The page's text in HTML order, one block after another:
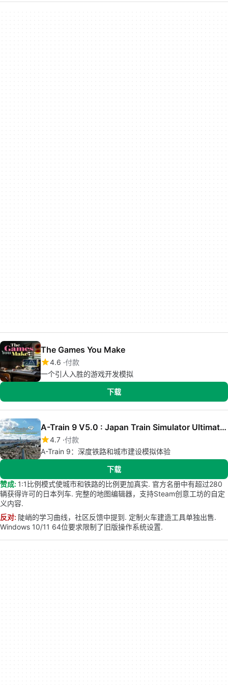
The Games You Make
4.6 付款
一个引人入胜的游戏开发模拟
下载
A-Train 9 V5.0 : Japan Train Simulator Ultimate Edition
4.7 付款
A-Train 9：深度铁路和城市建设模拟体验
下载
赞成: 1:1比例模式使城市和铁路的比例更加真实. 官方名册中有超过280
辆获得许可的日本列车. 完整的地图编辑器，支持Steam创意工坊的自定
义内容.
反对: 陡峭的学习曲线，社区反馈中提到. 定制火车建造工具单独出售.
Windows 10/11 64位要求限制了旧版操作系统设置.